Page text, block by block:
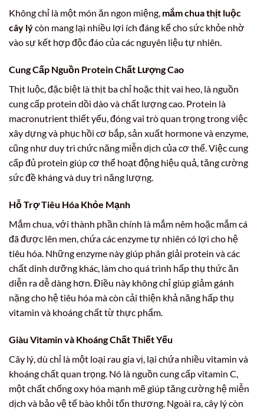
Không chỉ là một món ăn ngon miệng, mắm chua thịt luộc
cây lýcòn mang lại nhiều lợi ích đáng kể cho sức khỏe nhờ
vào sự kết hợp độc đáo của các nguyên liệu tự nhiên.
Cung Cấp Nguồn Protein Chất Lượng Cao
Thịt luộc, đặc biệt là thịt ba chỉ hoặc thịt vai heo, là nguồn
cung cấp protein dồi dào và chất lượng cao. Protein là
macronutrient thiết yếu, đóng vai trò quan trọng trong việc
xây dựng và phục hồi cơ bắp, sản xuất hormone và enzyme,
cũng như duy trì chức năng miễn dịch của cơ thể. Việc cung
cấp đủ protein giúp cơ thể hoạt động hiệu quả, tăng cường
sức đề kháng và duy trì năng lượng.
Hỗ Trợ Tiêu Hóa Khỏe Mạnh
Mắm chua, với thành phần chính là mắm nêm hoặc mắm cá
đã được lên men, chứa các enzyme tự nhiên có lợi cho hệ
tiêu hóa. Những enzyme này giúp phân giải protein và các
chất dinh dưỡng khác, làm cho quá trình hấp thụ thức ăn
diễn ra dễ dàng hơn. Điều này không chỉ giúp giảm gánh
nặng cho hệ tiêu hóa mà còn cải thiện khả năng hấp thụ
vitamin và khoáng chất từ thực phẩm.
Giàu Vitamin và Khoáng Chất Thiết Yếu
Cây lý, dù chỉ là một loại rau gia vị, lại chứa nhiều vitamin và
khoáng chất quan trọng. Nó là nguồn cung cấp vitamin C,
một chất chống oxy hóa mạnh mẽ giúp tăng cường hệ miễn
dịch và bảo vệ tế bào khỏi tổn thương. Ngoài ra, cây lý còn